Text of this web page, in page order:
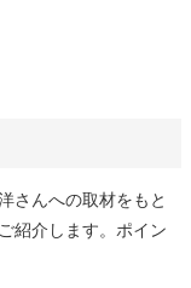
さんへの取材をもと
紹介します。ポイン